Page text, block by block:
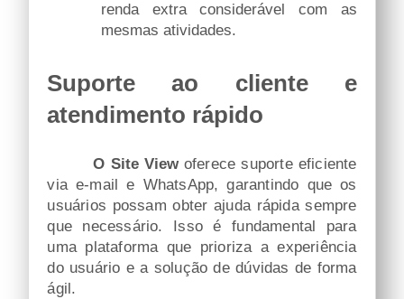
renda extra considerável com as
mesmas atividades.
Suporte ao cliente e
atendimento rápido
Site Viewoferece suporte eficiente
via e-mail e WhatsApp, garantindo que os
usuários possam obter ajuda rápida sempre
que necessário. Isso é fundamental para
uma plataforma que prioriza a experiência
do usuário e a solução de dúvidas de forma
ágil.